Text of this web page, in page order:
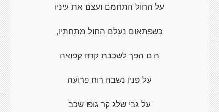
על החול התחמם ועצם את עיניו
כשפתאום נעלם החול מתחתיו,
הים הפך לשכבת קרח קפואה
על פניו נשבה רוח פרועה
על גבי שלג קר גופו שכב